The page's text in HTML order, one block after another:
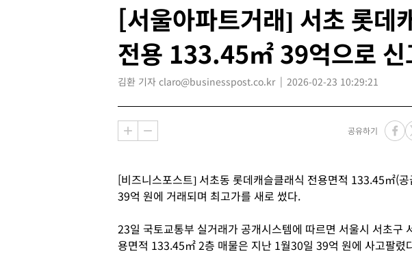
[서울아파트거래] 서초 롯데
전용 133.45㎡ 39억으로 신
김환 기자 claro@businesspost.co.kr 2026-02-23 10:29:21
공유하기
[비즈니스포스트] 서초동 롯데캐슬클래식 전용면적 133.45㎡(
39억 원에 거래되며 최고가를 새로 썼다.
23일 국토교통부 실거래가 공개시스템에 따르면 서울시 서초구
용면적 133.45㎡ 2층 매물은 지난 1월30일 39억 원에 사고팔렸